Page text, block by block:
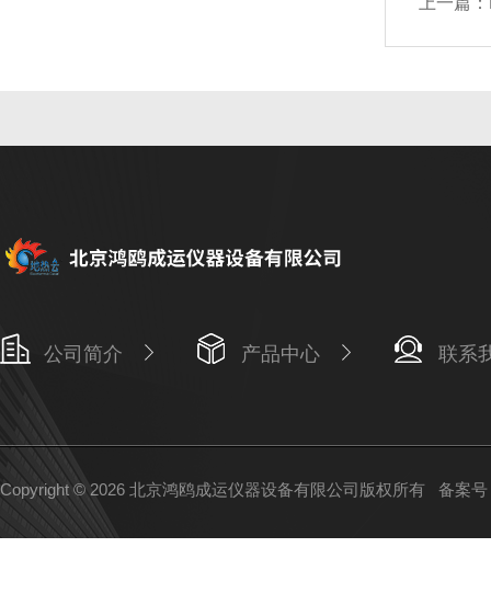
公司简介 产品中心 联系
Copyright © 2026 北京鸿鸥成运仪器设备有限公司版权所有 备案号